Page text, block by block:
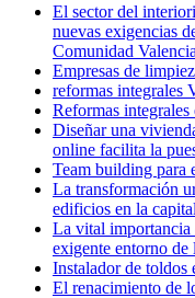
El sector del
nuevas exigencias
Comunidad
Empresas de
reformas integrales
Reformas integrales
Diseñar una
online facilita la
Team building para
La transformación
edificios en la
La vital importancia
exigente entorno de
Instalador de toldos
El renacimiento de